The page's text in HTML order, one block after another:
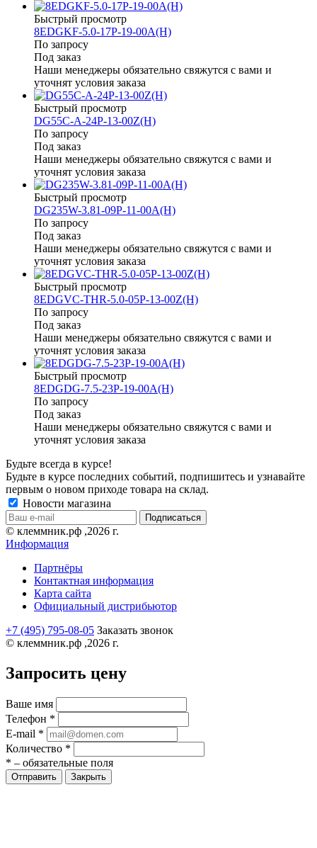
Быстрый просмотр
8EDGKF-5.0-17P-19-00A(H)
По запросу
Под заказ
Наши менеджеры обязательно свяжутся с вами и
уточнят условия заказа
Быстрый просмотр
DG55C-A-24P-13-00Z(H)
По запросу
Под заказ
Наши менеджеры обязательно свяжутся с вами и
уточнят условия заказа
Быстрый просмотр
DG235W-3.81-09P-11-00A(H)
По запросу
Под заказ
Наши менеджеры обязательно свяжутся с вами и
уточнят условия заказа
Быстрый просмотр
8EDGVC-THR-5.0-05P-13-00Z(H)
По запросу
Под заказ
Наши менеджеры обязательно свяжутся с вами и
уточнят условия заказа
Быстрый просмотр
8EDGDG-7.5-23P-19-00A(H)
По запросу
Под заказ
Наши менеджеры обязательно свяжутся с вами и
уточнят условия заказа
Будьте всегда в курсе!
Будьте в курсе последних событий, подпишитесь и узнавайте
первым о новом приходе товара на склад.
Новости магазина
© клеммник.рф ,2026 г.
Информация
Партнёры
Контактная информация
Карта сайта
Официальный дистрибьютор
+7 (495) 795-08-05 Заказать звонок
© клеммник.рф ,2026 г.
Запросить цену
Ваше имя
Телефон *
E-mail *
Количество *
* – обязательные поля
Закрыть